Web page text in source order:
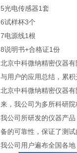
5光电传感器1套
6试样杯3个
7电源线1根
8说明书+合格证1份
北京中科微纳精密仪器
与用户的应用总结，累
北京中科微纳精密仪器
来，我公司为多所科研
我公司所研发的仪器产
备的可靠性，保证了测试
我公司用户遍布全国各